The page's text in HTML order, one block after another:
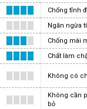
Chống tĩnh
Ngăn ngừa
Chống mài
Chất làm
Không có
Không cần
bỏ